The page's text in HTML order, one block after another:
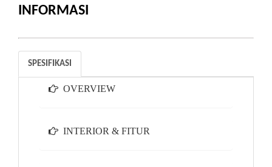
INFORMASI
SPESIFIKASI
OVERVIEW
INTERIOR & FITUR